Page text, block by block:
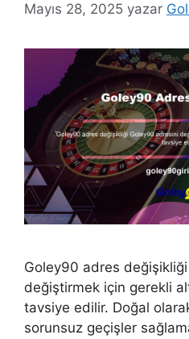
Mayıs 28, 2025 yazar
Goley90 adres
değiştirmek için gerekli
tavsiye edilir. Doğal
sorunsuz geçişler